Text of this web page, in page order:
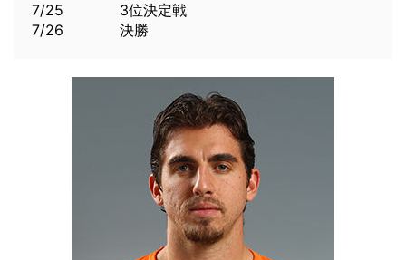
7/25 3位決定戦
7/26 決勝